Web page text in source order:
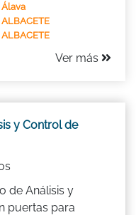
Álava
ALBACETE
ALBACETE
Ver más
y Control de
de Análisis y
puertas para